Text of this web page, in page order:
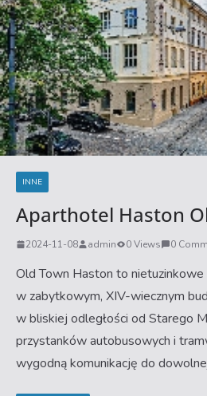
INNE
Aparthotel Haston
2024-11-08 admin 0 Views 0
Old Town Haston to
w zabytkowym, XIV-wiecznym
w bliskiej odległości od Starego
przystanków autobusowych i
wygodną komunikację do